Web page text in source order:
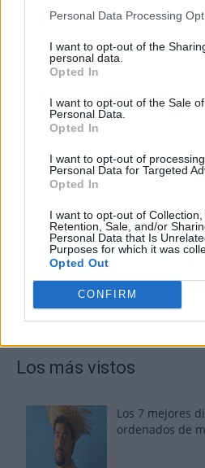
Personal Data Processing
I want to opt-out of the
personal data.
Opted In
I want to opt-out of the Sale
Personal Data.
Opted In
I want to opt-out of
Personal Data for Targeted
Opted In
I want to opt-out of Collection,
Retention, Sale, and/or
Personal Data that Is
Purposes for which it was
Opted Out
CONFIRM
Los más vistos
Los 7 mejores
ordenados de